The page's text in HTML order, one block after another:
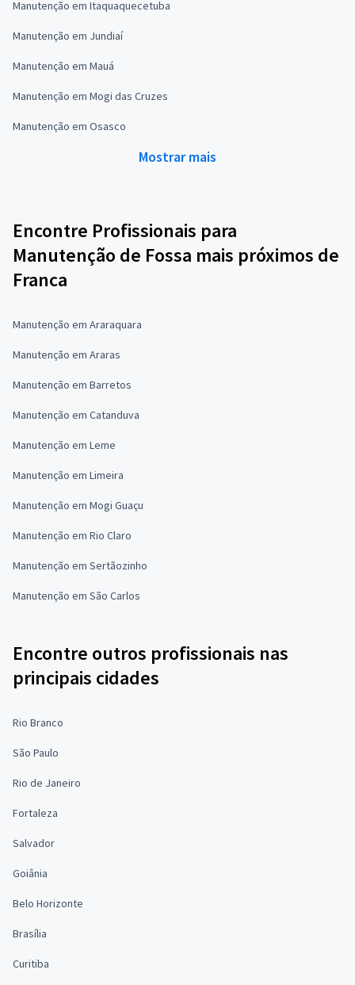
Manutenção em Itaquaquecetuba
Manutenção em Jundiaí
Manutenção em Mauá
Manutenção em Mogi das Cruzes
Manutenção em Osasco
Mostrar mais
Encontre Profissionais para
Manutenção de Fossa mais próximos de
Franca
Manutenção em Araraquara
Manutenção em Araras
Manutenção em Barretos
Manutenção em Catanduva
Manutenção em Leme
Manutenção em Limeira
Manutenção em Mogi Guaçu
Manutenção em Rio Claro
Manutenção em Sertãozinho
Manutenção em São Carlos
Encontre outros profissionais nas
principais cidades
Rio Branco
São Paulo
Rio de Janeiro
Fortaleza
Salvador
Goiânia
Belo Horizonte
Brasília
Curitiba